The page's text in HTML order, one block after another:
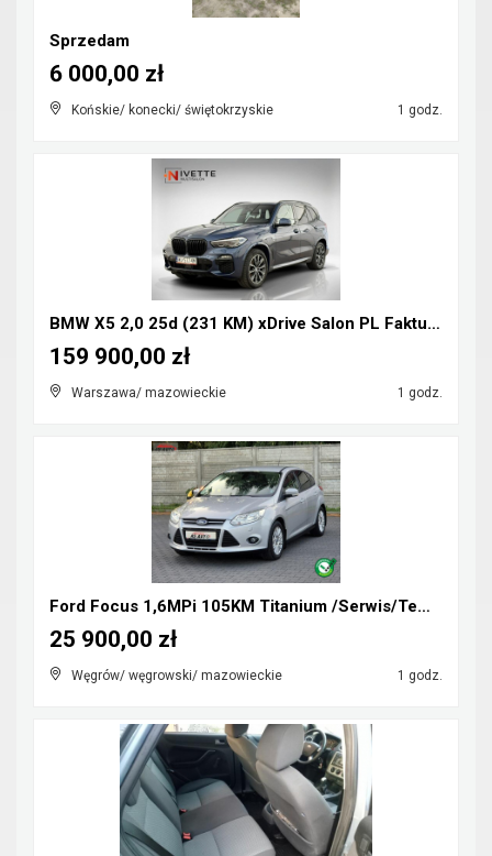
Sprzedam
Końskie/ konecki/ świętokrzyskie 1 godz.
6 000,00 zł
BMW X5 2,0 25d (231 KM) xDrive Salon PL Faktura Va...
Warszawa/ mazowieckie 1 godz.
159 900,00 zł
Ford Focus 1,6MPi 105KM Titanium /Serwis/Tempomat/...
Węgrów/ węgrowski/ mazowieckie 1 godz.
25 900,00 zł